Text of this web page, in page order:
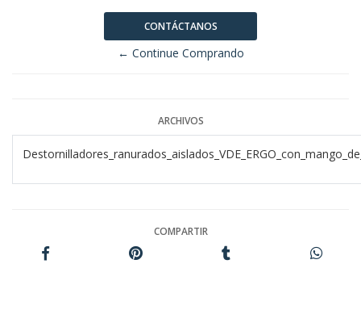
CONTÁCTANOS
← Continue Comprando
ARCHIVOS
COMPARTIR